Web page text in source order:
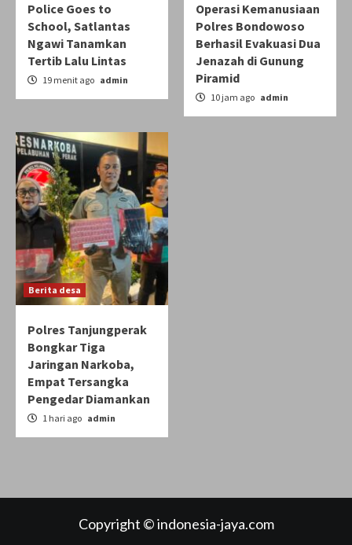
Police Goes to
School, Satlantas
Ngawi Tanamkan
Tertib Lalu Lintas
19 menit ago admin
Operasi Kemanusiaan
Polres Bondowoso
Berhasil Evakuasi Dua
Jenazah di Gunung
Piramid
10 jam ago admin
Berita desa
Polres Tanjungperak
Bongkar Tiga
Jaringan Narkoba,
Empat Tersangka
Pengedar Diamankan
1 hari ago admin
Copyright © indonesia-jaya.com